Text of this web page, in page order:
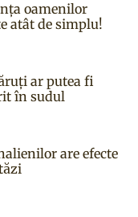
oamenilor
atât de simplu!
ar putea fi
în sudul
are efecte